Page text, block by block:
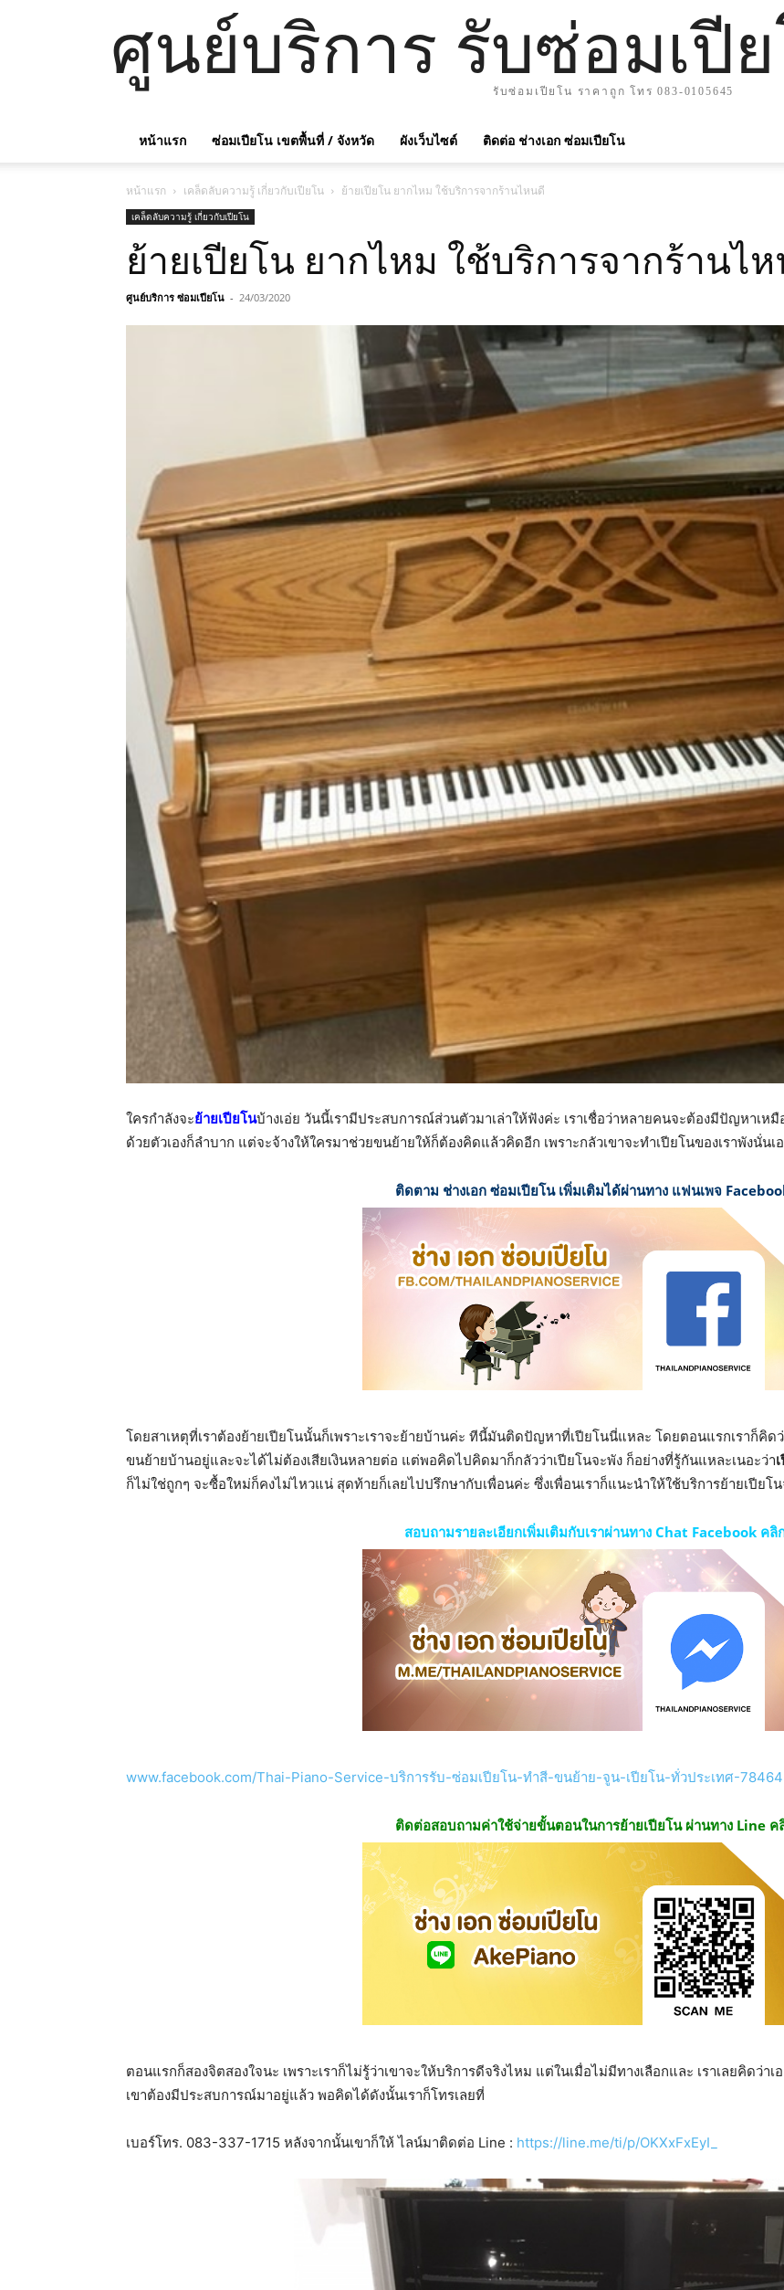
ศูนย์บริการ รับซ่อมเปี
รับซ่อมเปียโน ราคาถูก โทร 083-0105645
หน้าแรก ซ่อมเปียโน เขตพื้นที่ / จังหวัด ผังเว็บไซต์ ติดต่อ ช่างเอก ซ่อมเปียโน
หน้าแรก เคล็ดลับความรู้ เกี่ยวกับเปียโน ย้ายเปียโน ยากไหม ใช้บริการจากร้านไหนดี
เคล็ดลับความรู้ เกี่ยวกับเปียโน
ย้ายเปียโน ยากไหม ใช้บริการจากร้านไ
ศูนย์บริการ ซ่อมเปียโน - 24/03/2020
ใครกำลังจะย้ายเปียโนบ้างเอ่ย วันนี้เรามีประสบการณ์ส่วนตัวมาเล่าให้ฟังค่ะ เราเชื่อว่าหลายคนจะต้องมีปัญหาเ
ด้วยตัวเองก็ลำบาก แต่จะจ้างให้ใครมาช่วยขนย้ายให้ก็ต้องคิดแล้วคิดอีก เพราะกลัวเขาจะทำเปียโนของเราพังนั่นเ
ติดตาม ช่างเอก ซ่อมเปียโน เพิ่มเติมได้ผ่านทาง แฟนเพจ
โดยสาเหตุที่เราต้องย้ายเปียโนนั้นก็เพราะเราจะย้ายบ้านค่ะ ทีนี้มันติดปัญหาที่เปียโนนี่แหละ โดยตอนแรกเราก็คิด
ขนย้ายบ้านอยู่และจะได้ไม่ต้องเสียเงินหลายต่อ แต่พอคิดไปคิดมาก็กลัวว่าเปียโนจะพัง ก็อย่างที่รู้กันแหละเนอะว่า
ก็ไม่ใช่ถูกๆ จะซื้อใหม่ก็คงไม่ไหวแน่ สุดท้ายก็เลยไปปรึกษากับเพื่อนค่ะ ซึ่งเพื่อนเราก็แนะนำให้ใช้บริการย้ายเปียโ
สอบถามรายละเอียกเพิ่มเติมกับเราผ่านทาง Chat Facebook คลิ
www.facebook.com/Thai-Piano-Service-บริการรับ-ซ่อมเปียโน-ทำสี-ขนย้าย-จูน-เปียโน-ทั่วประเทศ-
ติดต่อสอบถามค่าใช้จ่ายขั้นตอนในการย้ายเปียโน ผ่านทาง Line ค
ตอนแรกก็สองจิตสองใจนะ เพราะเราก็ไม่รู้ว่าเขาจะให้บริการดีจริงไหม แต่ในเมื่อไม่มีทางเลือกและ เราเลยคิดว่า
เขาต้องมีประสบการณ์มาอยู่แล้ว พอคิดได้ดังนั้นเราก็โทรเลยที่
เบอร์โทร. 083-337-1715 หลังจากนั้นเขาก็ให้ ไลน์มาติดต่อ Line : https://line.me/ti/p/OKXxFxEyI_